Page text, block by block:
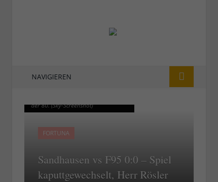
NAVIGIEREN
der 80. (Sky-Screenshot)
FORTUNA
Sandhausen vs F95 0:0 – Spiel
kaputtgewechselt, Herr Rösler
der 80. (Sky-Screenshot)